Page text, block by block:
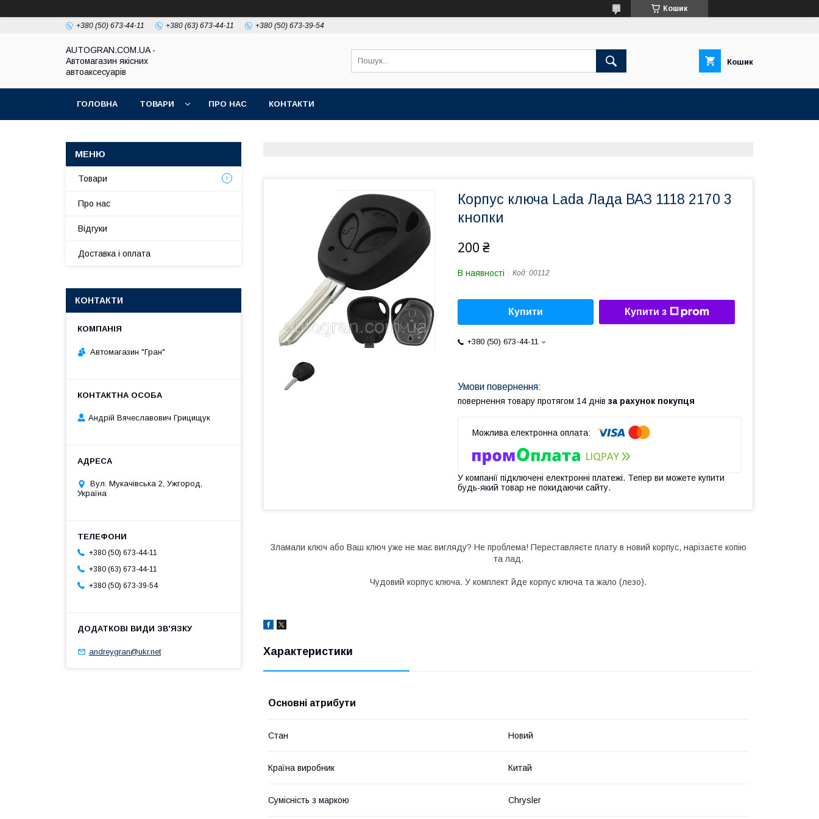
Кошик
+380 (50) 673-44-11 +380 (63) 673-44-11 +380 (50) 673-39-54
AUTOGRAN.COM.UA -
Автомагазин якісних
автоаксесуарів
Кошик
ГОЛОВНА ТОВАРИ ПРО НАС КОНТАКТИ
Корпус ключа Lada Лада ВАЗ 1118 2170 3
кнопки
200 ₴
В наявності Код: 00112
Купити Купити з
+380 (50) 673-44-11
повернення товару протягом 14 днів за рахунок покупця
У компанії підключені електронні платежі. Тепер ви можете купити
будь-який товар не покидаючи сайту.
Зламали ключ або Ваш ключ уже не має вигляду? Не проблема! Переставляєте плату в новий корпус, нарізаєте копію
та лад.
Чудовий корпус ключа. У комплект йде корпус ключа та жало (лезо).
Характеристики
Основні атрибути
Стан Новий
Країна виробник Китай
Сумісність з маркою Chrysler
Товари
Про нас
Відгуки
Доставка і оплата
КОНТАКТИ
Автомагазин "Гран"
Андрій Вячеславович Грицищук
Вул. Мукачівська 2, Ужгород,
Україна
+380 (50) 673-44-11
+380 (63) 673-44-11
+380 (50) 673-39-54
andreygran@ukr.net